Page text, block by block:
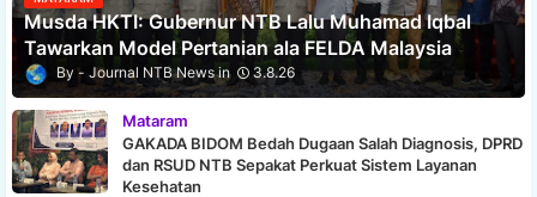
Musda HKTI: Gubernur NTB Lalu Muhamad Iqbal
Tawarkan Model Pertanian ala FELDA Malaysia
Journal NTB News 3.8.26
Mataram
GAKADA BIDOM Bedah Dugaan Salah Diagnosis, DPRD
dan RSUD NTB Sepakat Perkuat Sistem Layanan
Kesehatan